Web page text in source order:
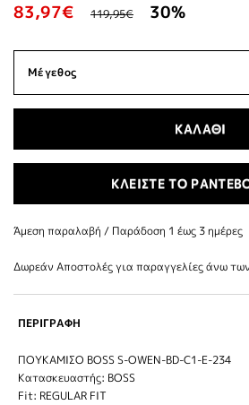
83,97€ 119,95€ 30%
ΚΑΛΑΘΙ
ΚΛΕΙΣΤΕ ΤΟ
Άμεση παραλαβή / Παράδoση 1 έως 3 ημέρες
Δωρεάν Αποστολές για παραγγελίες άνω
ΠΕΡΙΓΡΑΦΗ
ΠΟΥΚΑΜΙΣΟ BOSS S-OWEN-BD-C1-E-234
Κατασκευαστής: BOSS
Fit: REGULAR FIT